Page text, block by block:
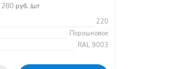
280 руб. /шт
220
Порошковое
RAL 9003